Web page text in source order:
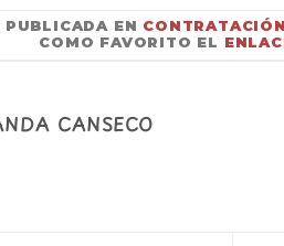
PUBLICADA EN
COMO FAVORITO EL
CANSECO